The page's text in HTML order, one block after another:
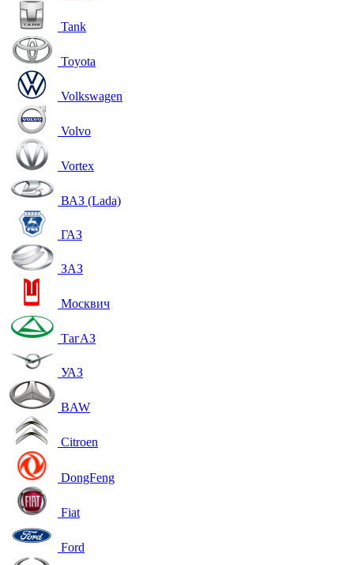
Tank
Toyota
Volkswagen
Volvo
Vortex
ВАЗ (Lada)
ГАЗ
ЗАЗ
Москвич
ТагАЗ
УАЗ
BAW
Citroen
DongFeng
Fiat
Ford